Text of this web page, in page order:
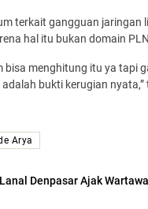
terkait gangguan jaringan
hal itu bukan domain
bisa menghitung itu ya tapi
bukti kerugian
Arya
Denpasar Ajak